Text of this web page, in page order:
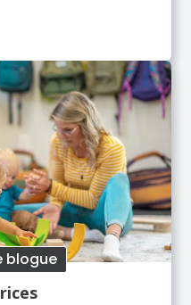
blogue